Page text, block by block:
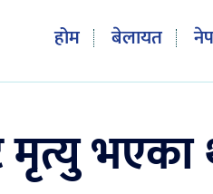
होम बेलायत
भएका